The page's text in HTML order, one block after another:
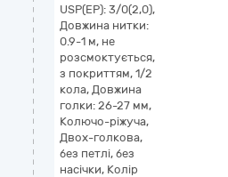
USP(EP): 3/0(2,0),
Довжина нитки:
0.9-1 м, не
розсмоктується,
з покриттям, 1/2
кола, Довжина
голки: 26-27 мм,
Колючо-ріжуча,
Двох-голкова,
без петлі, без
насічки, Колір